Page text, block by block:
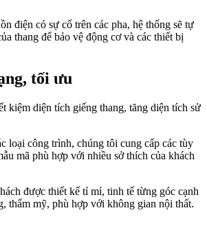
điện có sự cố trên các pha, hệ thống sẽ tự
thang để bảo vệ động cơ và các thiết bị
tối ưu
kiệm diện tích giếng thang, tăng diện tích sử
loại công trình, chúng tôi cung cấp các tùy
mã phù hợp với nhiều sở thích của khách
được thiết kế tỉ mỉ, tinh tế từng góc cạnh
thẩm mỹ, phù hợp với không gian nội thất.